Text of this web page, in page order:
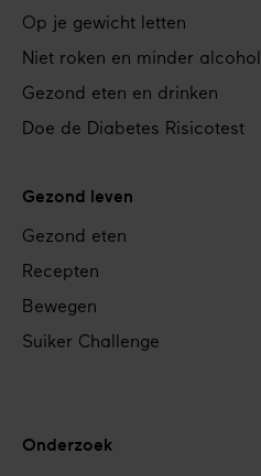
Op je gewicht letten
Niet roken en minder alcohol
Gezond eten en drinken
Doe de Diabetes Risicotest
Gezond leven
Gezond eten
Recepten
Bewegen
Suiker Challenge
Onderzoek